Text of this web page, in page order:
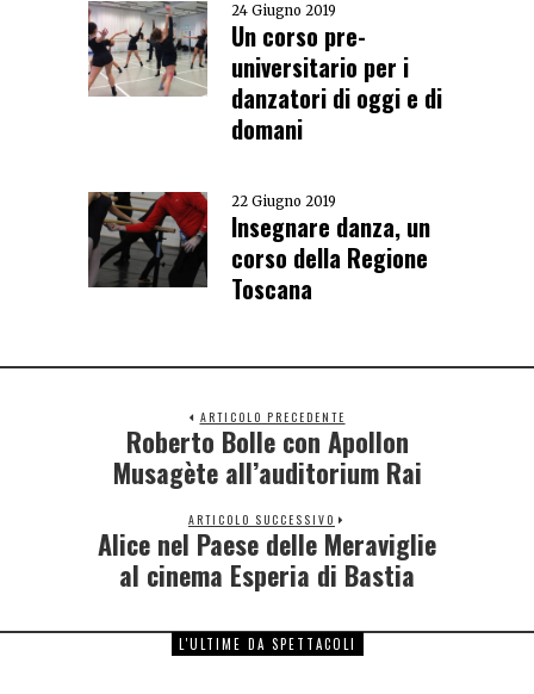
24 Giugno 2019
Un corso pre-
universitario per i
danzatori di oggi e di
domani
22 Giugno 2019
Insegnare danza, un
corso della Regione
Toscana
ARTICOLO PRECEDENTE
Roberto Bolle con Apollon
Musagète all’auditorium Rai
ARTICOLO SUCCESSIVO
Alice nel Paese delle Meraviglie
al cinema Esperia di Bastia
L'ULTIME DA SPETTACOLI